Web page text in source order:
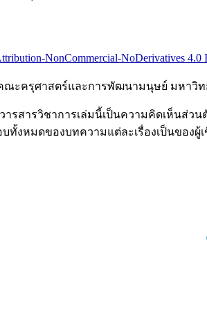
NonCommercial-NoDerivatives 4.0
ะครุศาสตร์และการพัฒนามนุษย์ มหาวิท
รสารวิชาการเล่มนี้เป็นความคิดเห็นส่
ทั้งหมดของบทความแต่ละเรื่องเป็นขอ